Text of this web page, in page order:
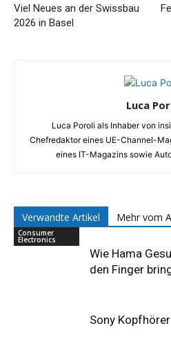
Viel Neues an der Swissbau
2026 in Basel
Luca
Luca Poroli als Inhaber von
Chefredaktor eines UE-Channel-
eines IT-Magazins sowie
Verwandte Artikel Mehr vom
Consumer
Electronics
Wie Hama
den Finger
Sony